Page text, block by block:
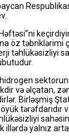
öz təbriklərimi
təhlükəsizliyi
və əlçatan,
Birləşmiş
tərəfdarıdır
illərdə yalnız